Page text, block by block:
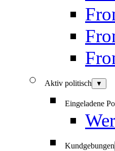
Aktiv politisch ▼
Eingeladene
Kundgebungen